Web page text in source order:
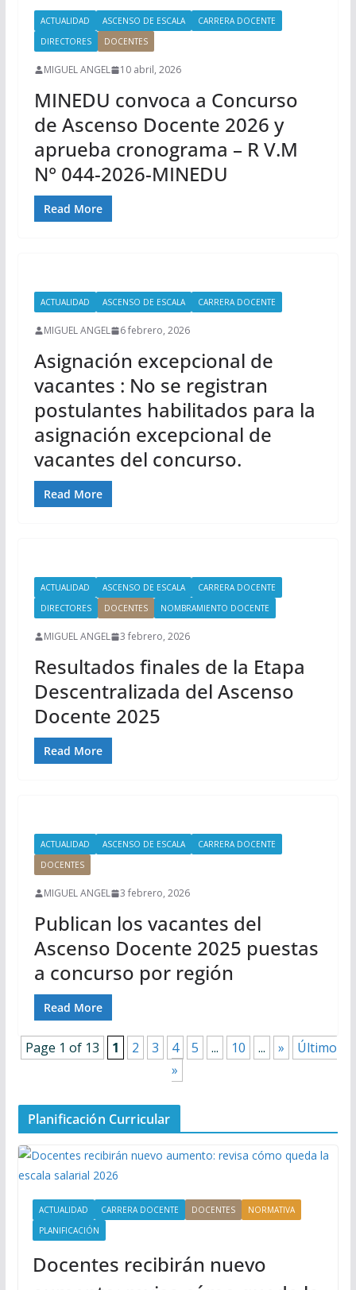
ACTUALIDAD ASCENSO DE ESCALA
CARRERA DOCENTE
DIRECTORES
DOCENTES
MIGUEL ANGEL 10 abril, 2026
MINEDU convoca a Concurso
de Ascenso Docente 2026 y
aprueba cronograma – R V.M
N° 044-2026-MINEDU
Read More
ACTUALIDAD ASCENSO DE ESCALA CARRERA DOCENTE
MIGUEL ANGEL 6 febrero, 2026
Asignación excepcional de
vacantes : No se registran
postulantes habilitados para la
asignación excepcional de
vacantes del concurso.
Read More
ACTUALIDAD ASCENSO DE ESCALA
CARRERA DOCENTE
DIRECTORES
DOCENTES NOMBRAMIENTO DOCENTE
MIGUEL ANGEL 3 febrero, 2026
Resultados finales de la Etapa
Descentralizada del Ascenso
Docente 2025
Read More
ACTUALIDAD ASCENSO DE ESCALA
CARRERA DOCENTE
DOCENTES
MIGUEL ANGEL 3 febrero, 2026
Publican los vacantes del
Ascenso Docente 2025 puestas
a concurso por región
Read More
Page 1 of 13 1 2 3 4 5 ... 10 ... »
Último
»
Planificación Curricular
ACTUALIDAD CARRERA DOCENTE DOCENTES
NORMATIVA
PLANIFICACIÓN
Docentes recibirán nuevo